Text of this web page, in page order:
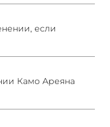
если
Камо Ареяна